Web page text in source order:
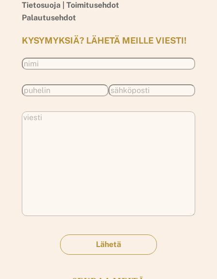
Tietosuoja | Toimitusehdot
Palautusehdot
KYSYMYKSIÄ? LÄHETÄ MEILLE VIESTI!